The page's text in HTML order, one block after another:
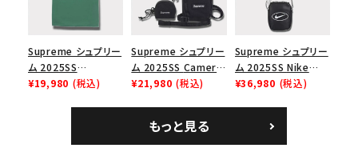
Supreme シュプリー
ム 2025SS
Homerun Tee ホー
¥19,980 (税込)
Supreme シュプリー
ム 2025SS Camera
Bag + Mini Pouch
¥21,980 (税込)
Supreme シュプリー
ム 2025SS Nike
Leather Shoulder
¥36,980 (税込)
もっと見る